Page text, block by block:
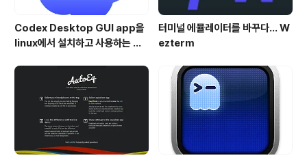
Codex Desktop GUI app을
linux에서 설치하고 사용하는 방
터미널 에뮬레이터를 바꾸다... W
ezterm